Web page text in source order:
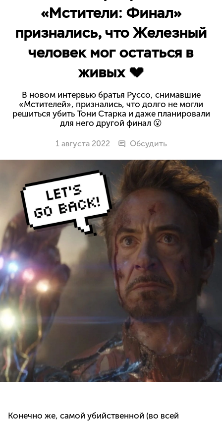
«Мстители: Финал»
признались, что Железный
человек мог остаться в
живых 💔
В новом интервью братья Руссо, снимавшие
«Мстителей», признались, что долго не могли
решиться убить Тони Старка и даже планировали
для него другой финал 😮
1 августа 2022 Обсудить
Конечно же, самой убийственной (во всей